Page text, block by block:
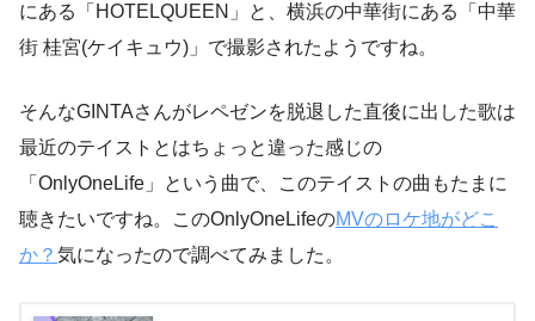
にある「HOTELQUEEN」と、横浜の中華街にある「中華
街 桂宮(ケイキュウ)」で撮影されたようですね。
そんなGINTAさんがレペゼンを脱退した直後に出した歌は
最近のテイストとはちょっと違った感じの
「OnlyOneLife」という曲で、このテイストの曲もたまに
聴きたいですね。このOnlyOneLifeのMVのロケ地がどこ
か？ 気になったので調べてみました。